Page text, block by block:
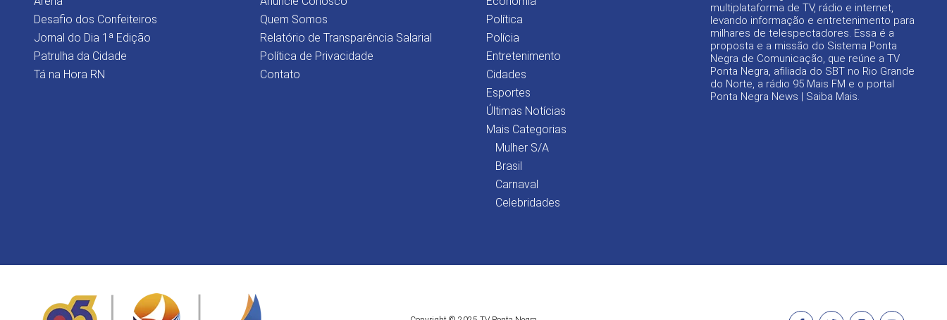
Desafio dos Confeiteiros
Jornal do Dia 1ª Edição
Patrulha da Cidade
Tá na Hora RN
Quem Somos
Relatório de Transparência Salarial
Política de Privacidade
Contato
Política
Polícia
Entretenimento
Cidades
Esportes
Últimas Notícias
Mais Categorias
Mulher S/A
Brasil
Carnaval
Celebridades
multiplataforma de TV, rádio e internet,
levando informação e entretenimento para
milhares de telespectadores. Essa é a
proposta e a missão do Sistema Ponta
Negra de Comunicação, que reúne a TV
Ponta Negra, afiliada do SBT no Rio Grande
do Norte, a rádio 95 Mais FM e o portal
Ponta Negra News | Saiba Mais.